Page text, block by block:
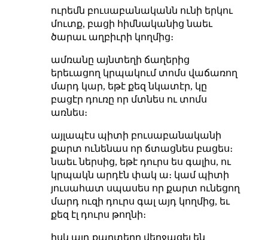
ուրեմն բուսաբանականն ունի երկու
մուտք, բացի հիմնականից նաեւ
ծարաւ աղբիւրի կողմից։
ամռանը այնտեղի ճաղերից
երեւացող կրպակում տոմս վաճառող
մարդ կար, եթէ քեզ նկատէր, կը
բացէր դուռը որ մտնես ու տոմս
առնես։
այլապէս պիտի բուսաբանականի
քարտ ունենաս որ ճտացնես բացես։
նաեւ ներսից, եթէ դուրս ես գալիս, ու
կրպակն արդէն փակ ա։ կամ պիտի
յուսահատ սպասես որ քարտ ունեցող
մարդ ուզի դուրս գալ այդ կողմից, եւ
քեզ էլ դուրս թողնի։
իսկ այդ քարտերը վերջացել են